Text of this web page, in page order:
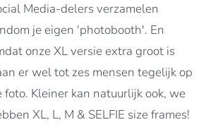
Media-delers verzamelen
je eigen 'photobooth'. En
onze XL versie extra groot is
er wel tot zes mensen tegelijk op
foto. Kleiner kan natuurlijk ook, we
XL, L, M & SELFIE size frames!